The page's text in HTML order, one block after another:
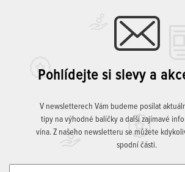
Pohlídejte si slevy a
V newsletterech Vám budeme posílat
tipy na výhodné balíčky a další zajímavé
vína. Z našeho newsletteru se můžete
spodní části.